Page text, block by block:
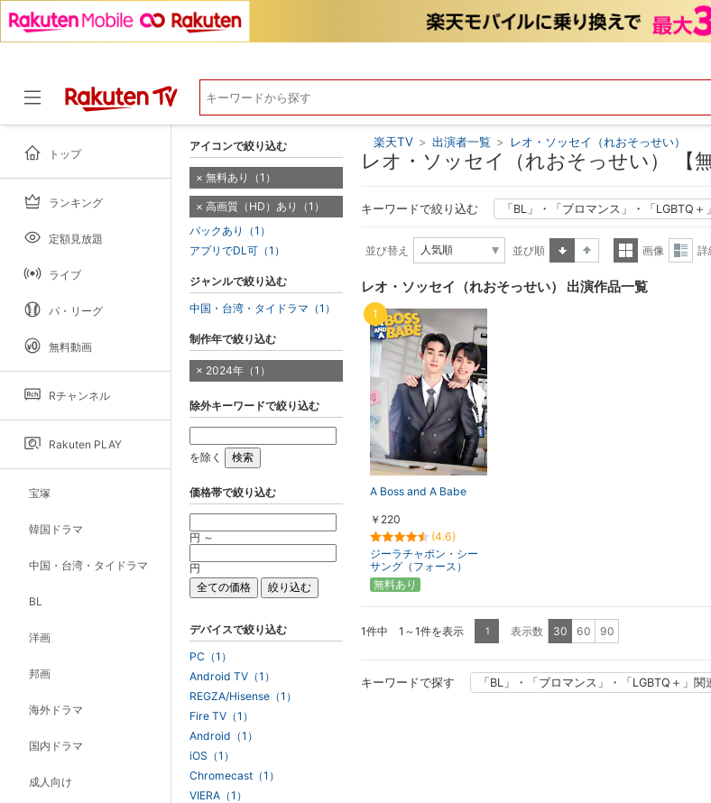
トップ
ランキング
定額見放題
ライブ
パ・リーグ
無料動画
Rチャンネル
Rakuten PLAY
宝塚
韓国ドラマ
中国・台湾・タイドラマ
BL
洋画
邦画
海外ドラマ
国内ドラマ
成人向け
楽天TV > 出演者一覧 > レオ・ソッセイ（れおそっせい）
レオ・ソッセイ（れおそっせい） 【
キーワードで絞り込む 「BL」・「ブロマンス」・「LGBTQ
並び替え
並び順
表示
画像
詳
レオ・ソッセイ（れおそっせい） 出演作品一覧
A Boss and A Babe
￥220
(4.6)
ジーラチャポン・シー
サング（フォース）
1
無料あり
1件中 1～1件を表示 1 表示数 30 60 90
キーワードで探す 「BL」・「ブロマンス」・「LGBTQ＋」関
アイコンで絞り込む
無料あり（1）
高画質（HD）あり（1）
パックあり（1）
アプリでDL可（1）
ジャンルで絞り込む
中国・台湾・タイドラマ（1）
制作年で絞り込む
2024年（1）
除外キーワードで絞り込む
を除く
価格帯で絞り込む
円 ～
円
デバイスで絞り込む
PC（1）
Android TV（1）
REGZA/Hisense（1）
Fire TV（1）
Android（1）
iOS（1）
Chromecast（1）
VIERA（1）